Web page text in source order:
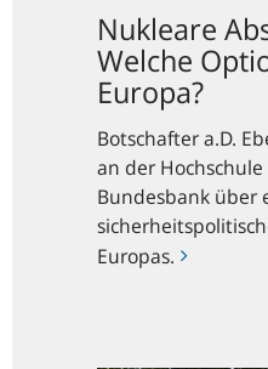
Nukleare
Welche
Europa?
Botschafter a.D.
an der
Bundesbank über
Europas.